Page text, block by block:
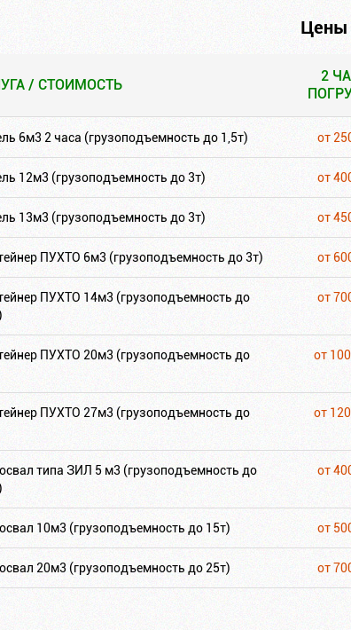
Цены
/ СТОИМОСТЬ
2
/ СТОИМОСТЬ
6м3 2 часа (грузоподъемность до 1,5т) от
12м3 (грузоподъемность до 3т) от
13м3 (грузоподъемность до 3т) от
ПУХТО 6м3 (грузоподъемность до 3т) от
ПУХТО 14м3 (грузоподъемность до
от
ПУХТО 20м3 (грузоподъемность до
от
ПУХТО 27м3 (грузоподъемность до
от
типа ЗИЛ 5 м3 (грузоподъемность до
от
10м3 (грузоподъемность до 15т) от
20м3 (грузоподъемность до 25т) от